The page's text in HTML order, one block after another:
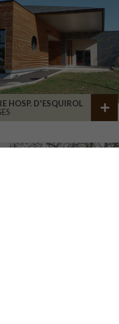
HOSP. D'ESQUIROL